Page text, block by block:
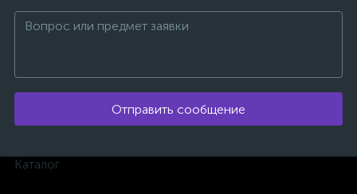
Отправить сообщение
Каталог